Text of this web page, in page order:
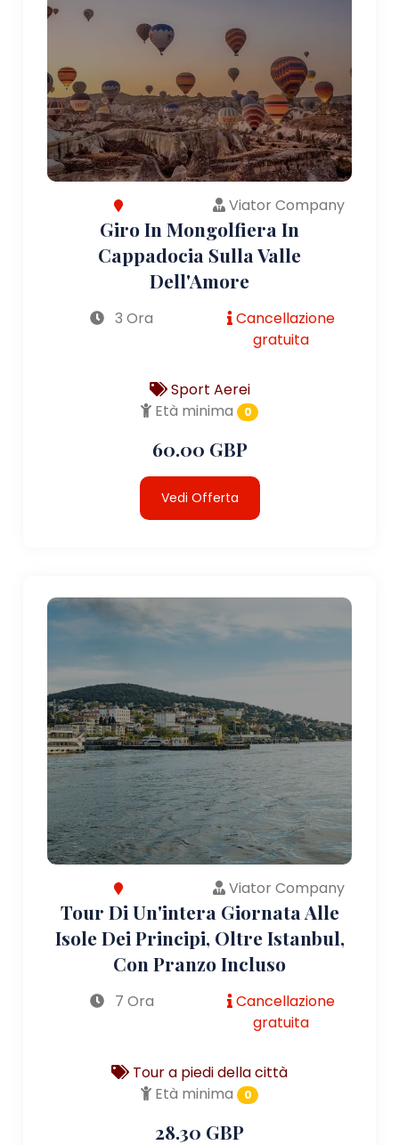
Viator Company
Giro In Mongolfiera In
Cappadocia Sulla Valle
Dell'Amore
3 Ora
Cancellazione
gratuita
Sport Aerei
Età minima
0
60.00 GBP
Vedi Offerta
Viator Company
Tour Di Un'intera Giornata Alle
Isole Dei Principi, Oltre Istanbul,
Con Pranzo Incluso
7 Ora
Cancellazione
gratuita
Tour a piedi della città
Età minima
0
28.30 GBP